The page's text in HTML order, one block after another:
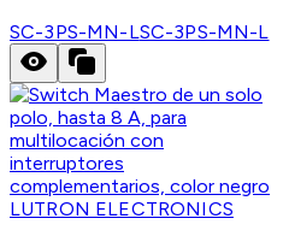
SC-3PS-MN-LSC-3PS-MN-L
LUTRON ELECTRONICS